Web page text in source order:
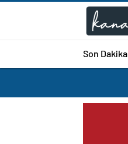
Son Dakika